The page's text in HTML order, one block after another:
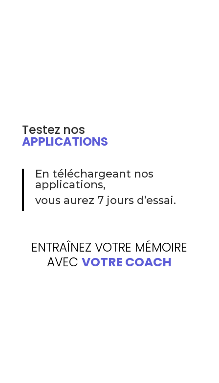
Testez nos
APPLICATIONS
En téléchargeant nos
applications,
vous aurez 7 jours d’essai.
ENTRAÎNEZ VOTRE MÉMOIRE
AVECVOTRE COACH